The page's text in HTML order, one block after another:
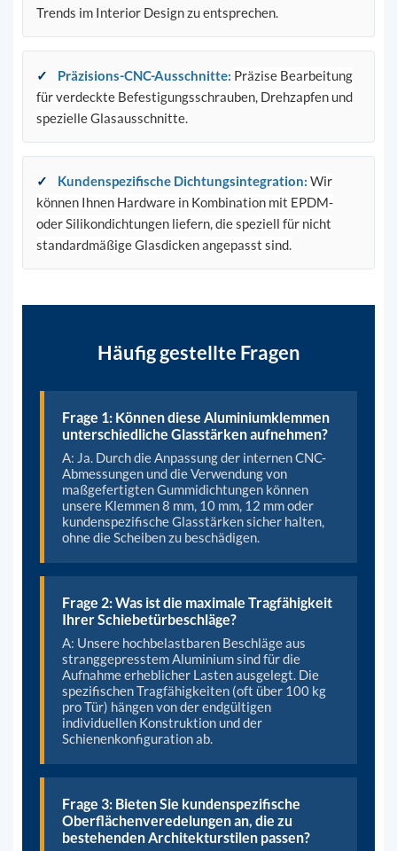
Trends im Interior Design zu entsprechen.
✓ Präzisions-CNC-Ausschnitte: Präzise Bearbeitung
für verdeckte Befestigungsschrauben, Drehzapfen und
spezielle Glasausschnitte.
✓ Kundenspezifische Dichtungsintegration: Wir
können Ihnen Hardware in Kombination mit EPDM-
oder Silikondichtungen liefern, die speziell für nicht
standardmäßige Glasdicken angepasst sind.
Häufig gestellte Fragen
Frage 1: Können diese Aluminiumklemmen
unterschiedliche Glasstärken aufnehmen?
A: Ja. Durch die Anpassung der internen CNC-
Abmessungen und die Verwendung von
maßgefertigten Gummidichtungen können
unsere Klemmen 8 mm, 10 mm, 12 mm oder
kundenspezifische Glasstärken sicher halten,
ohne die Scheiben zu beschädigen.
Frage 2: Was ist die maximale Tragfähigkeit
Ihrer Schiebetürbeschläge?
A: Unsere hochbelastbaren Beschläge aus
stranggepresstem Aluminium sind für die
Aufnahme erheblicher Lasten ausgelegt. Die
spezifischen Tragfähigkeiten (oft über 100 kg
pro Tür) hängen von der endgültigen
individuellen Konstruktion und der
Schienenkonfiguration ab.
Frage 3: Bieten Sie kundenspezifische
Oberflächenveredelungen an, die zu
bestehenden Architekturstilen passen?